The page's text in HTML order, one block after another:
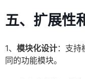
五、扩展性
1、 模块化设计：支持
同的功能模块。